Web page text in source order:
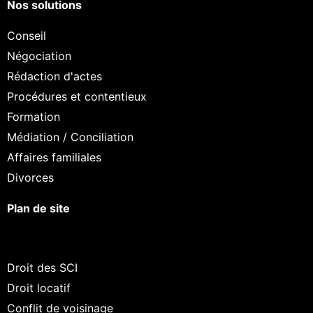
Nos solutions
Conseil
Négociation
Rédaction d'actes
Procédures et contentieux
Formation
Médiation / Conciliation
Affaires familiales
Divorces
Plan de site
Droit des SCI
Droit locatif
Conflit de voisinage